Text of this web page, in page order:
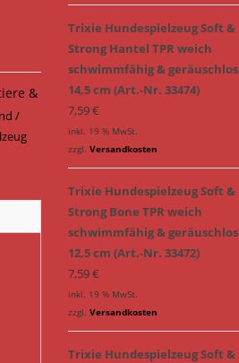
&
/
Trixie Hundespielzeug Soft &
Strong Hantel TPR weich
schwimmfähig & geräuschlos
14,5 cm (Art.-Nr. 33474)
7,59€
inkl. 19 % MwSt.
zzgl. Versandkosten
Trixie Hundespielzeug Soft &
Strong Bone TPR weich
schwimmfähig & geräuschlos
12,5 cm (Art.-Nr. 33472)
7,59€
inkl. 19 % MwSt.
zzgl. Versandkosten
Trixie Hundespielzeug Soft &